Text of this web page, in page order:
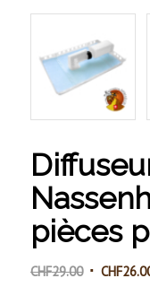
pièces
CHF29.00 Le CHF